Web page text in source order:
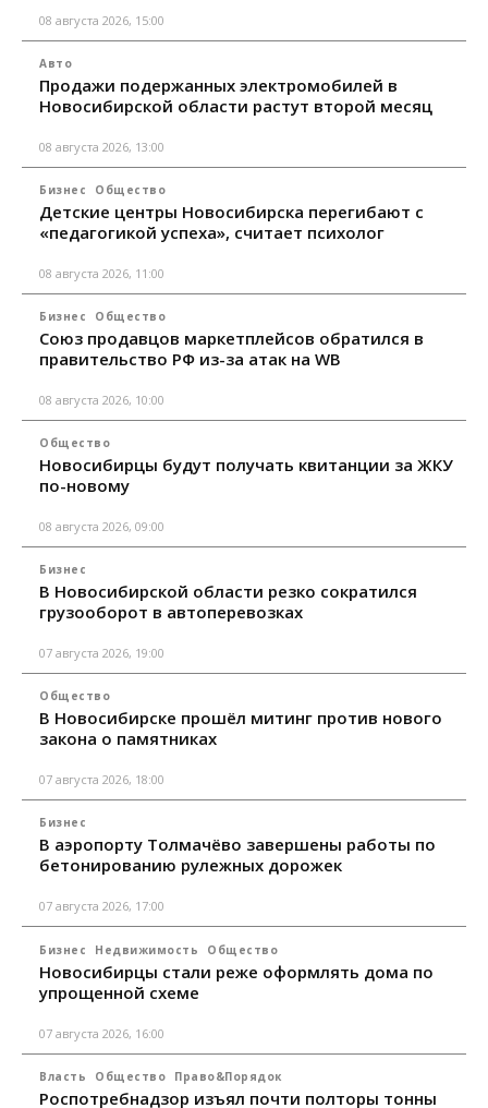
08 августа 2026, 15:00
Авто
Продажи подержанных электромобилей в
Новосибирской области растут второй месяц
08 августа 2026, 13:00
Бизнес Общество
Детские центры Новосибирска перегибают с
«педагогикой успеха», считает психолог
08 августа 2026, 11:00
Бизнес Общество
Союз продавцов маркетплейсов обратился в
правительство РФ из-за атак на WB
08 августа 2026, 10:00
Общество
Новосибирцы будут получать квитанции за ЖКУ
по-новому
08 августа 2026, 09:00
Бизнес
В Новосибирской области резко сократился
грузооборот в автоперевозках
07 августа 2026, 19:00
Общество
В Новосибирске прошёл митинг против нового
закона о памятниках
07 августа 2026, 18:00
Бизнес
В аэропорту Толмачёво завершены работы по
бетонированию рулежных дорожек
07 августа 2026, 17:00
Бизнес Недвижимость Общество
Новосибирцы стали реже оформлять дома по
упрощенной схеме
07 августа 2026, 16:00
Власть Общество Право&Порядок
Роспотребнадзор изъял почти полторы тонны